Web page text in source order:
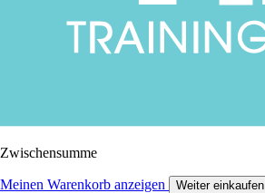
Zwischensumme
Meinen Warenkorb anzeigen Weiter einkaufen